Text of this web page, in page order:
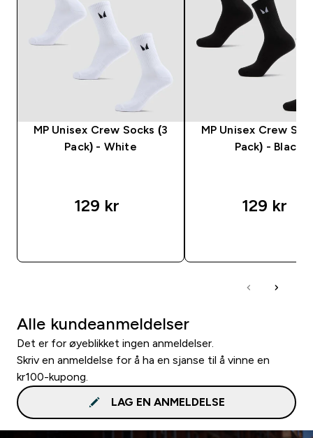
MP Unisex Crew Socks (3
Pack) - White
129 kr‎
MP Unisex Crew
Pack) - Black
129 kr‎
Alle kundeanmeldelser
Det er for øyeblikket ingen anmeldelser.
Skriv en anmeldelse for å ha en sjanse til å vinne en
kr100-kupong.
LAG EN ANMELDELSE